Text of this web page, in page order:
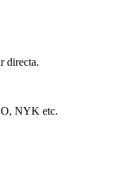
directa.
NYK etc.